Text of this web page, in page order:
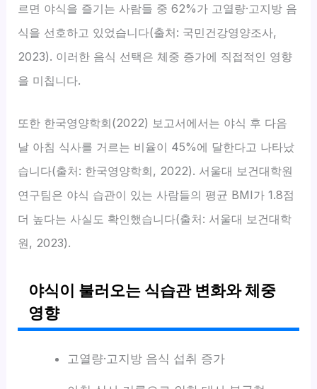
르면 야식을 즐기는 사람들 중 62%가 고열량·고지방 음
식을 선호하고 있었습니다(출처: 국민건강영양조사,
2023). 이러한 음식 선택은 체중 증가에 직접적인 영향
을 미칩니다.
또한 한국영양학회(2022) 보고서에서는 야식 후 다음
날 아침 식사를 거르는 비율이 45%에 달한다고 나타났
습니다(출처: 한국영양학회, 2022). 서울대 보건대학원
연구팀은 야식 습관이 있는 사람들의 평균 BMI가 1.8점
더 높다는 사실도 확인했습니다(출처: 서울대 보건대학
원, 2023).
야식이 불러오는 식습관 변화와 체중
영향
고열량·고지방 음식 섭취 증가